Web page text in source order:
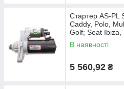
Стартер AS-PL
Caddy, Polo,
Golf; Seat Ibiza,
Roomster,
В наявності
5 560,92 ₴